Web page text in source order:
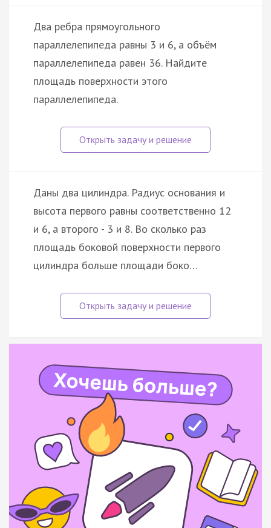
Два ребра прямоугольного
параллелепипеда равны 3 и 6, а объём
параллелепипеда равен 36. Найдите
площадь поверхности этого
параллелепипеда.
Даны два цилиндра. Радиус основания и
высота первого равны соответственно 12
и 6, а второго - 3 и 8. Во сколько раз
площадь боковой поверхности первого
цилиндра больше площади боко…